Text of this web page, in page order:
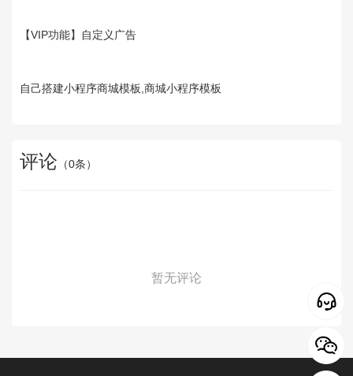
【VIP功能】自定义广告
自己搭建小程序商城模板,商城小程序模板
评论 （0条）
暂无评论